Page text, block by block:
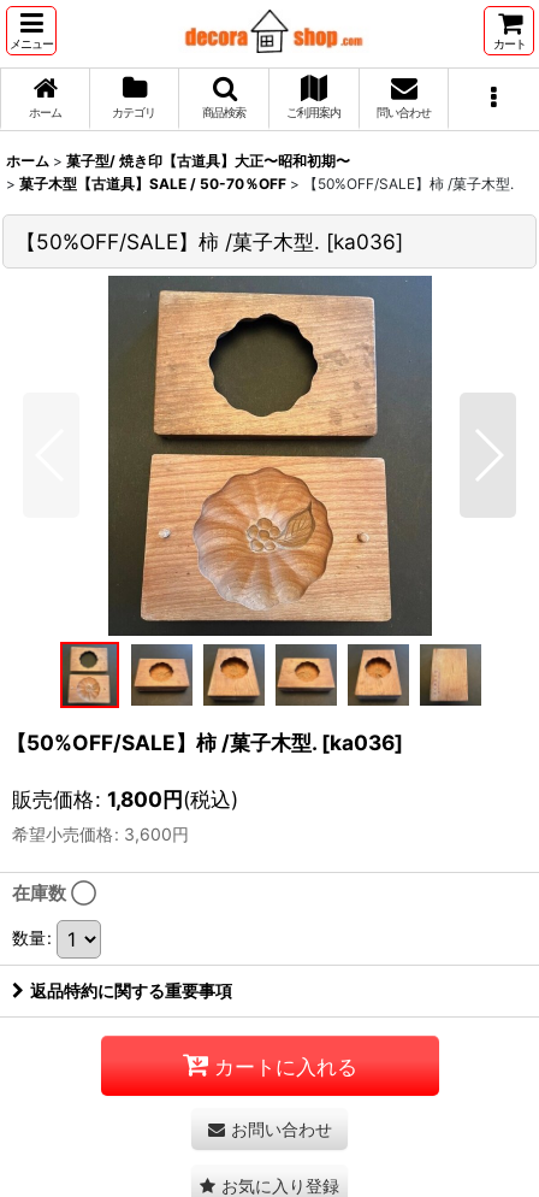
メニュー カート
ホーム カテゴリ 商品検索 ご利用案内 問い合わせ
ホーム > 菓子型/ 焼き印【古道具】大正〜昭和初期〜
> 菓子木型【古道具】SALE / 50-70％OFF > 【50%OFF/SALE】柿 /菓子木型.
【50%OFF/SALE】柿 /菓子木型. [ka036]
【50%OFF/SALE】柿 /菓子木型. [ka036]
販売価格: 1,800円(税込)
希望小売価格: 3,600円
在庫数 ◯
数量:
返品特約に関する重要事項
カートに入れる
お問い合わせ
お気に入り登録